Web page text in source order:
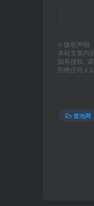
© 版权声明
本站文章内
如有侵权,
拒绝任何人
冒泡网